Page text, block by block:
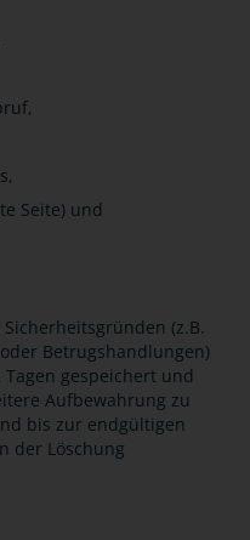
Seite) und
(z.B.
Betrugshandlungen)
gespeichert und
Aufbewahrung zu
bis zur endgültigen
der Löschung